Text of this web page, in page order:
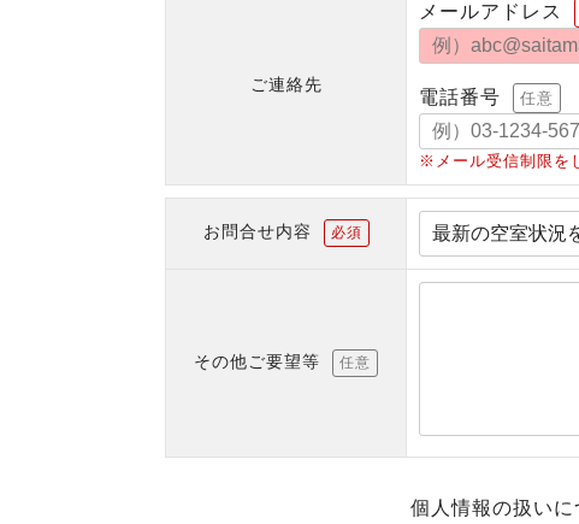
ご連絡先
メールアドレス
電話番号 任意
※メール受信制限を
お問合せ内容 必須
その他ご要望等 任意
個人情報の扱いに